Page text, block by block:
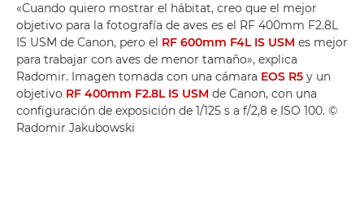
«Cuando quiero mostrar el hábitat, creo que el mejor
objetivo para la fotografía de aves es el RF 400mm F2.8L
IS USM de Canon, pero el RF 600mm F4L IS USM es mejor
para trabajar con aves de menor tamaño», explica
Radomir. Imagen tomada con una cámara EOS R5 y un
objetivo RF 400mm F2.8L IS USM de Canon, con una
configuración de exposición de 1/125 s a f/2,8 e ISO 100. ©
Radomir Jakubowski